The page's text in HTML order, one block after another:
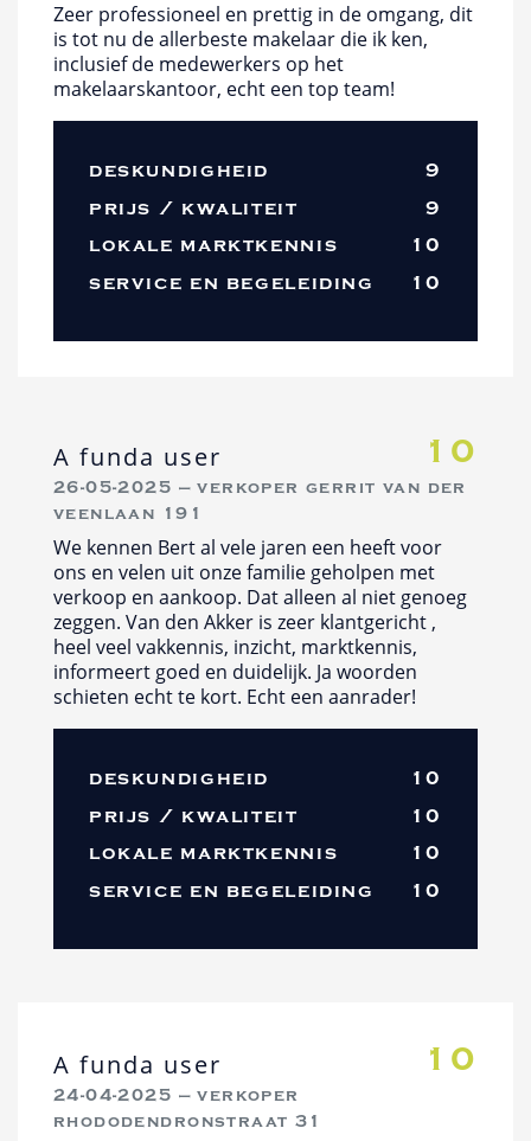
Zeer professioneel en prettig in de omgang, dit
is tot nu de allerbeste makelaar die ik ken,
inclusief de medewerkers op het
makelaarskantoor, echt een top team!
deskundigheid
9
prijs / kwaliteit
9
lokale marktkennis
10
service en begeleiding
10
A funda user 10
26-05-2025 — verkoper gerrit van der
veenlaan 191
We kennen Bert al vele jaren een heeft voor
ons en velen uit onze familie geholpen met
verkoop en aankoop. Dat alleen al niet genoeg
zeggen. Van den Akker is zeer klantgericht ,
heel veel vakkennis, inzicht, marktkennis,
informeert goed en duidelijk. Ja woorden
schieten echt te kort. Echt een aanrader!
deskundigheid
10
prijs / kwaliteit
10
lokale marktkennis
10
service en begeleiding
10
A funda user 10
24-04-2025 — verkoper
rhododendronstraat 31